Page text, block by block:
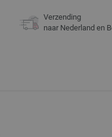
Verzending
naar Nederland en